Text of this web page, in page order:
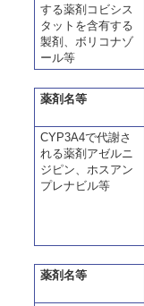
する薬剤コビシス
タットを含有する
製剤、ボリコナゾ
ール等
薬剤名等
CYP3A4で代謝さ
れる薬剤アゼルニ
ジピン、ホスアン
プレナビル等
薬剤名等